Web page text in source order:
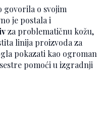
govorila o svojim
je postala i
za problematičnu kožu,
linija proizvoda za
pokazati kao ogroman
pomoći u izgradnji